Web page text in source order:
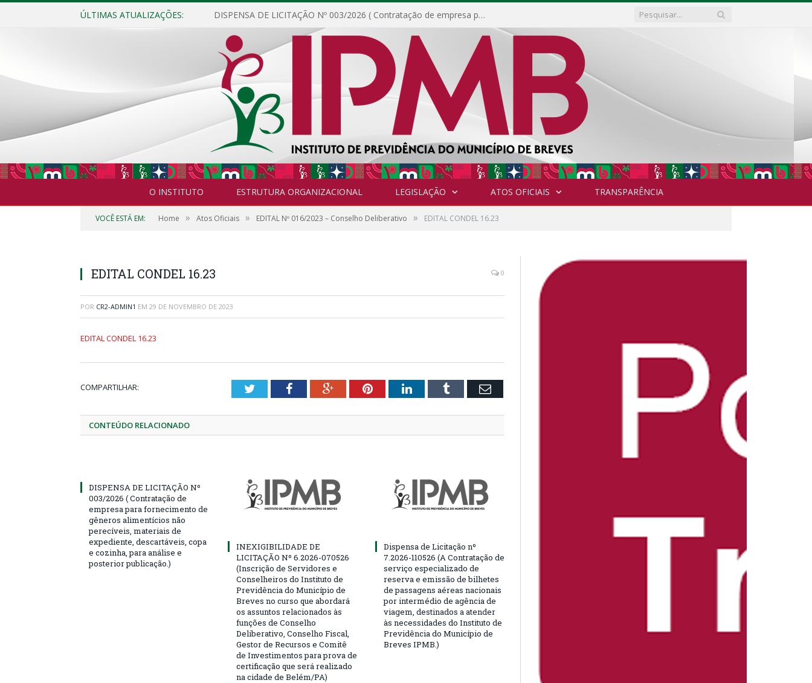
ÚLTIMAS ATUALIZAÇÕES: DISPENSA DE LICITAÇÃO Nº 003/2026 ( Contratação de empresa para fornecimento de gêneros alimentícios não perecíveis, materiais de expediente, descartáveis, copa e cozinha, para análise e posterior publicação.)
O INSTITUTO ESTRUTURA ORGANIZACIONAL LEGISLAÇÃO ATOS OFICIAIS TRANSPARÊNCIA
VOCÊ ESTÁ EM: Home » Atos Oficiais » EDITAL Nº 016/2023 – Conselho Deliberativo » EDITAL CONDEL 16.23
EDITAL CONDEL 16.23 0
POR CR2-ADMIN1 EM 29 DE NOVEMBRO DE 2023
EDITAL CONDEL 16.23
COMPARTILHAR: TwitterFacebookGoogle+PinterestLinkedInTumblr Email
CONTEÚDO RELACIONADO
DISPENSA DE LICITAÇÃO Nº
003/2026 ( Contratação de
empresa para fornecimento de
gêneros alimentícios não
perecíveis, materiais de
expediente, descartáveis, copa
e cozinha, para análise e
posterior publicação.)
INEXIGIBILIDADE DE
LICITAÇÃO Nº 6.2026-070526
(Inscrição de Servidores e
Conselheiros do Instituto de
Previdência do Município de
Breves no curso que abordará
os assuntos relacionados às
funções de Conselho
Deliberativo, Conselho Fiscal,
Gestor de Recursos e Comitê
de Investimentos para prova de
certificação que será realizado
na cidade de Belém/PA)
Dispensa de Licitação nº
7.2026-110526 (A Contratação de
serviço especializado de
reserva e emissão de bilhetes
de passagens aéreas nacionais
por intermédio de agência de
viagem, destinados a atender
às necessidades do Instituto de
Previdência do Município de
Breves IPMB.)